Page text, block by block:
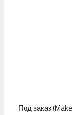
Под заказ